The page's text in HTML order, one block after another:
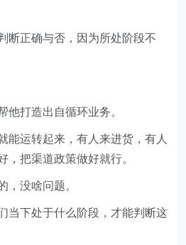
断正确与否，因为所处阶段不
他打造出自循环业务。
能运转起来，有人来进货，有人
，把渠道政策做好就行。
，没啥问题。
当下处于什么阶段，才能判断这